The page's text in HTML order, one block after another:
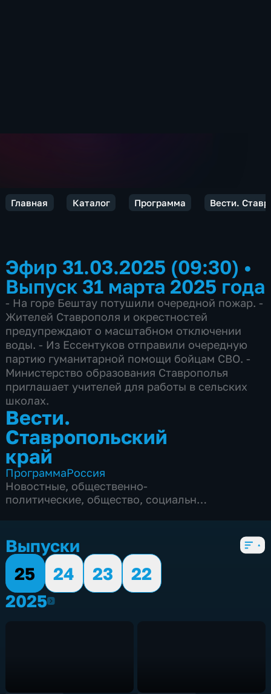
Главная Каталог Программа Вести.
Эфир 31.03.2025 (09:30) •
Выпуск 31 марта 2025 года
- На горе Бештау потушили очередной пожар. -
Жителей Ставрополя и окрестностей
предупреждают о масштабном отключении
воды. - Из Ессентуков отправили очередную
партию гуманитарной помощи бойцам СВО. -
Министерство образования Ставрополья
приглашает учителей для работы в сельских
школах.
Вести.
Ставропольский
край
ПрограммаРоссия
Новостные, общественно-
политические, общество, социально-
Выпуски
25
24 23
22
20252025